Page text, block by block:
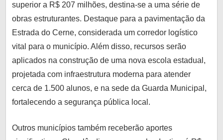
superior a R$ 207 milhões, destina-se a uma série de
obras estruturantes. Destaque para a pavimentação da
Estrada do Cerne, considerada um corredor logístico
vital para o município. Além disso, recursos serão
aplicados na construção de uma nova escola estadual,
projetada com infraestrutura moderna para atender
cerca de 1.500 alunos, e na sede da Guarda Municipal,
fortalecendo a segurança pública local.
Outros municípios também receberão aportes